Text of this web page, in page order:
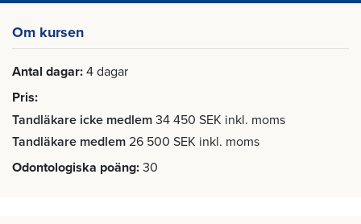
Om kursen
Antal dagar 4 dagar
Pris
Tandläkare icke medlem 34 450 SEK inkl. moms
Tandläkare medlem 26 500 SEK inkl. moms
Odontologiska poäng 30